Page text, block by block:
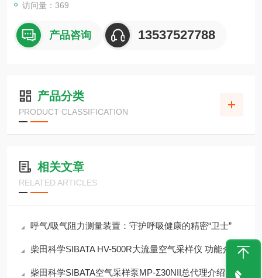
访问量：369
产品咨询 13537527788
产品分类
PRODUCT CLASSIFICATION
相关文章
RELATED ARTICLES
呼气/吸气阻力测量装置：守护呼吸健康的精密“卫士”
柴田科学SIBATA HV-500R大流量空气采样仪 功能介绍
柴田科学SIBATA空气采样泵MP‑Σ30NII总代理介绍